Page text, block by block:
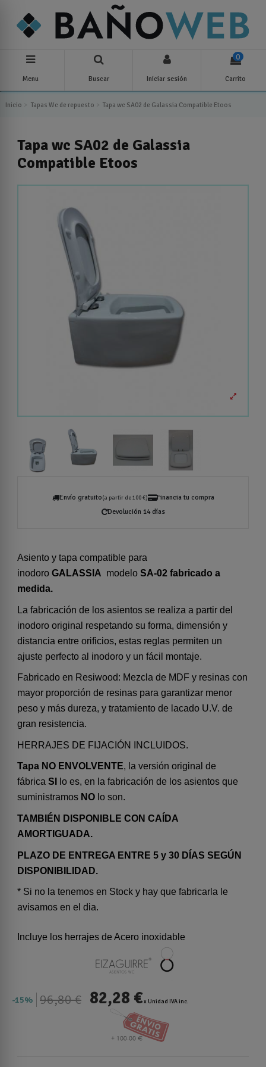
Menu Buscar Iniciar sesión
0
Carrito
Inicio Tapas Wc de repuesto Tapa wc SA02 de Galassia Compatible Etoos
Tapa wc SA02 de Galassia
Compatible Etoos
Envío gratuito(a partir de 100 €)
Financia tu compra
Devolución 14 días
Asiento y tapa compatible para
inodoro GALASSIA modelo SA-02 fabricado a
medida.
La fabricación de los asientos se realiza a partir del
inodoro original respetando su forma, dimensión y
distancia entre orificios, estas reglas permiten un
ajuste perfecto al inodoro y un fácil montaje.
Fabricado en Resiwood: Mezcla de MDF y resinas con
mayor proporción de resinas para garantizar menor
peso y más dureza, y tratamiento de lacado U.V. de
gran resistencia.
HERRAJES DE FIJACIÓN INCLUIDOS.
Tapa NO ENVOLVENTE, la versión original de
fábrica SI
lo es, en la fabricación de los asientos que
suministramos NO lo son.
TAMBIÉN DISPONIBLE CON CAÍDA
AMORTIGUADA.
PLAZO DE ENTREGA ENTRE 5 y 30 DÍAS SEGÚN
DISPONIBILIDAD.
* Si no la tenemos en Stock y hay que fabricarla le
avisamos en el dia.
Incluye los herrajes de Acero inoxidable
15% 96,80 € 82,28 €x Unidad IVA inc.